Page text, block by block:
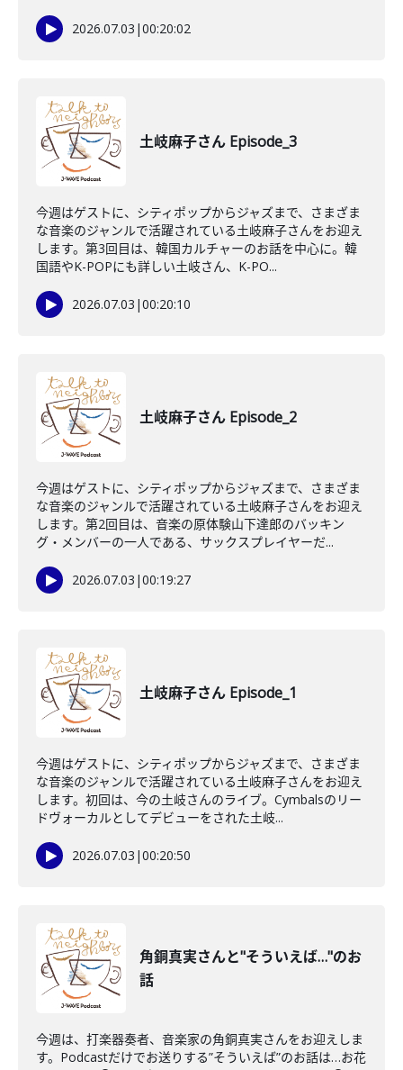
2026.07.03 |00:20:02
土岐麻子さん Episode_3
今週はゲストに、シティポップからジャズまで、さまざま
な音楽のジャンルで活躍されている土岐麻子さんをお迎え
します。第3回目は、韓国カルチャーのお話を中心に。韓
国語やK-POPにも詳しい土岐さん、K-PO...
2026.07.03 |00:20:10
土岐麻子さん Episode_2
今週はゲストに、シティポップからジャズまで、さまざま
な音楽のジャンルで活躍されている土岐麻子さんをお迎え
します。第2回目は、音楽の原体験山下達郎のバッキン
グ・メンバーの一人である、サックスプレイヤーだ...
2026.07.03 |00:19:27
土岐麻子さん Episode_1
今週はゲストに、シティポップからジャズまで、さまざま
な音楽のジャンルで活躍されている土岐麻子さんをお迎え
します。初回は、今の土岐さんのライブ。Cymbalsのリー
ドヴォーカルとしてデビューをされた土岐...
2026.07.03 |00:20:50
角銅真実さんと"そういえば…"のお
話
今週は、打楽器奏者、音楽家の角銅真実さんをお迎えしま
す。Podcastだけでお送りする”そういえば”のお話は…お花